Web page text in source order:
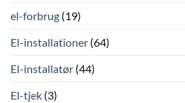
el-forbrug (19)
El-installationer (64)
El-installatør (44)
El-tjek (3)